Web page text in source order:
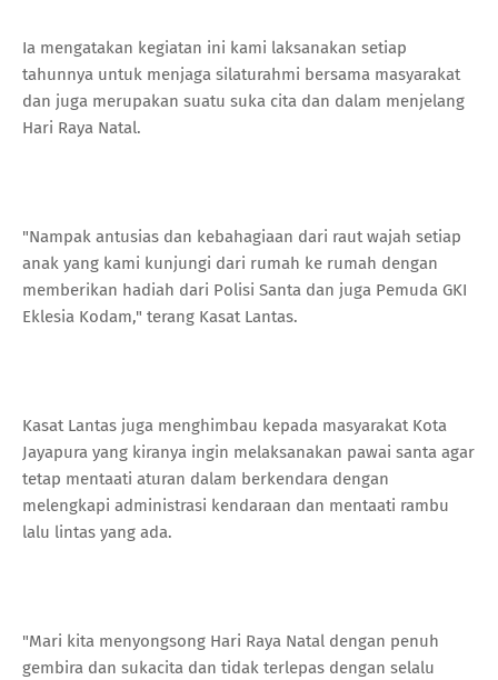
Ia mengatakan kegiatan ini kami laksanakan setiap
tahunnya untuk menjaga silaturahmi bersama masyarakat
dan juga merupakan suatu suka cita dan dalam menjelang
Hari Raya Natal.
"Nampak antusias dan kebahagiaan dari raut wajah setiap
anak yang kami kunjungi dari rumah ke rumah dengan
memberikan hadiah dari Polisi Santa dan juga Pemuda GKI
Eklesia Kodam," terang Kasat Lantas.
Kasat Lantas juga menghimbau kepada masyarakat Kota
Jayapura yang kiranya ingin melaksanakan pawai santa agar
tetap mentaati aturan dalam berkendara dengan
melengkapi administrasi kendaraan dan mentaati rambu
lalu lintas yang ada.
"Mari kita menyongsong Hari Raya Natal dengan penuh
gembira dan sukacita dan tidak terlepas dengan selalu